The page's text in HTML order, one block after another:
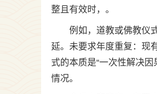
整且有效时，。
例如，道教或佛教仪
延。未要求年度重复：现
式的本质是“一次性解决
情况。